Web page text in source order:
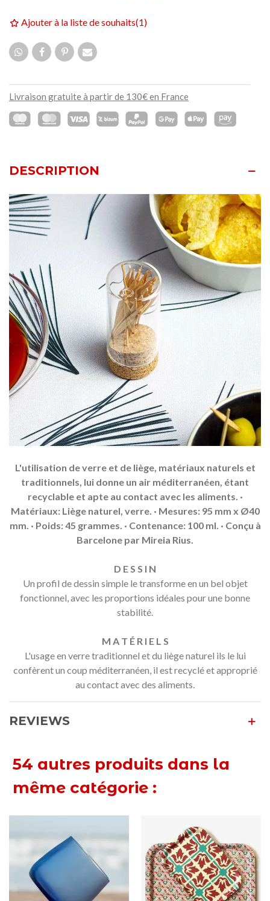
Ajouter à la liste de souhaits(1)
Livraison gratuite à partir de 130€ en France
DESCRIPTION
L'utilisation de verre et de liège, matériaux naturels et
traditionnels, lui donne un air méditerranéen, étant
recyclable et apte au contact avec les aliments. ·
Matériaux: Liège naturel, verre. · Mesures: 95 mm x Ø40
mm. · Poids: 45 grammes. · Contenance: 100 ml. · Conçu à
Barcelone par Mireia Rius.
D E S S I N
Un profil de dessin simple le transforme en un bel objet
fonctionnel, avec les proportions idéales pour une bonne
stabilité.
M A T É R I E L S
L'usage en verre traditionnel et du liège naturel ils le lui
confèrent un coup méditerranéen, il est recyclé et approprié
au contact avec des aliments.
REVIEWS
54 autres produits dans la
même catégorie :